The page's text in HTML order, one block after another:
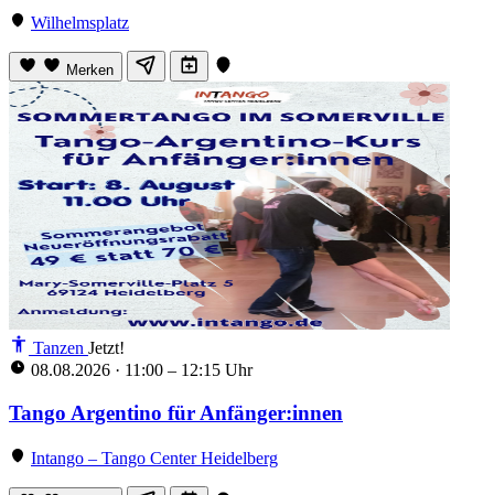
Wilhelmsplatz
Merken
Tanzen Jetzt!
08.08.2026 · 11:00 – 12:15 Uhr
Tango Argentino für Anfänger:innen
Intango – Tango Center Heidelberg